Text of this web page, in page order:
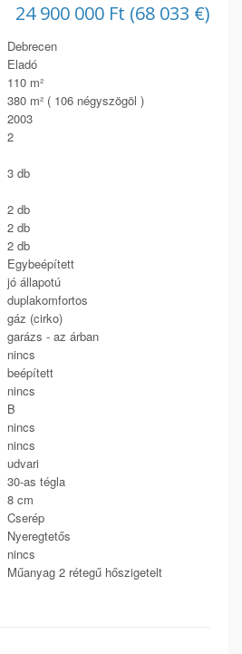
24 900 000 Ft (68 033 €)
Debrecen
Eladó
110 m²
380 m² ( 106 négyszögöl )
2003
2
3 db
2 db
2 db
2 db
Egybeépített
jó állapotú
duplakomfortos
gáz (cirko)
garázs - az árban
nincs
beépített
nincs
B
nincs
nincs
udvari
30-as tégla
8 cm
Cserép
Nyeregtetős
nincs
Műanyag 2 rétegű hőszigetelt